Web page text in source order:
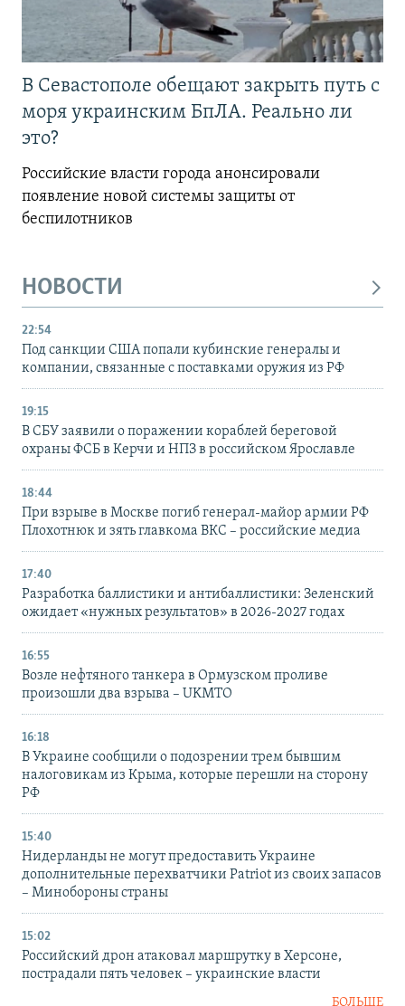
В Севастополе обещают закрыть путь с
моря украинским БпЛА. Реально ли
это?
Российские власти города анонсировали
появление новой системы защиты от
беспилотников
НОВОСТИ
22:54
Под санкции США попали кубинские генералы и
компании, связанные с поставками оружия из РФ
19:15
В СБУ заявили о поражении кораблей береговой
охраны ФСБ в Керчи и НПЗ в российском Ярославле
18:44
При взрыве в Москве погиб генерал-майор армии РФ
Плохотнюк и зять главкома ВКС – российские медиа
17:40
Разработка баллистики и антибаллистики: Зеленский
ожидает «нужных результатов» в 2026-2027 годах
16:55
Возле нефтяного танкера в Ормузском проливе
произошли два взрыва – UKMTO
16:18
В Украине сообщили о подозрении трем бывшим
налоговикам из Крыма, которые перешли на сторону
РФ
15:40
Нидерланды не могут предоставить Украине
дополнительные перехватчики Patriot из своих запасов
– Минобороны страны
15:02
Российский дрон атаковал маршрутку в Херсоне,
пострадали пять человек – украинские власти
БОЛЬШЕ